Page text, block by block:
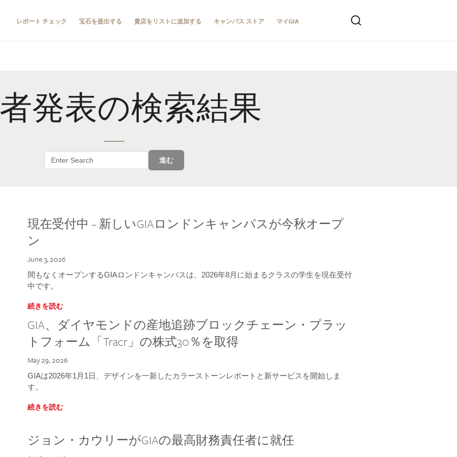
レポート チェック 宝石を提出する 貴店をリストに追加する キャンパス ストア マイGIA
発表の検索結果
進む
現在受付中 – 新しいGIAロンドンキャンパスが今秋オープ
ン
June 3, 2026
間もなくオープンするGIAロンドンキャンパスは、2026年8月に始まるクラスの学生を現在受付
中です。
続きを読む
GIA、ダイヤモンドの産地追跡ブロックチェーン・プラッ
トフォーム「Tracr」の株式30％を取得
May 29, 2026
GIAは2026年1月1日、デザインを一新したカラーストーンレポートと新サービスを開始しま
す。
続きを読む
ジョン・カウリーがGIAの最高財務責任者に就任